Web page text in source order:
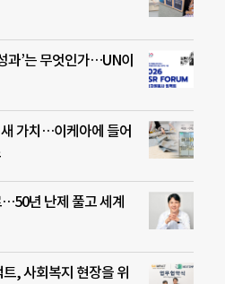
과’는 무엇인가…UN이
가치…이케아에 들어
…50년 난제 풀고 세계
, 사회복지 현장을 위